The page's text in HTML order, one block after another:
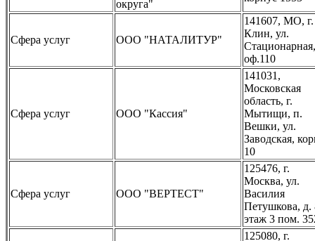
округа"
Сфера услуг ООО "НАТАЛИТУР"
141607, МО, г.
Клин, ул.
оф.110
Сфера услуг ООО "Кассия"
141031,
Московская
область, г.
Мытищи, п.
Вешки, ул.
Заводская,
10
Сфера услуг ООО "ВЕРТЕСТ"
125476, г.
Москва, ул.
Василия
Петушкова, д.
этаж 3 пом.
125080, г.